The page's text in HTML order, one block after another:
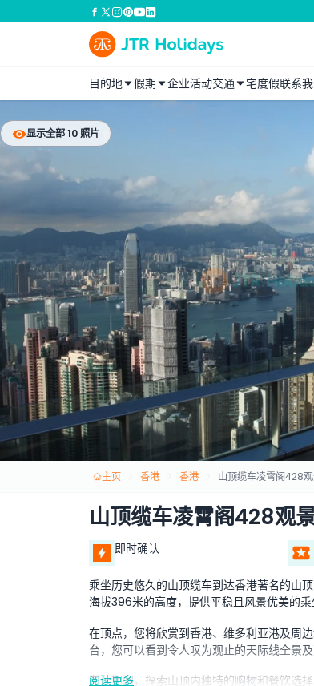
目的地 假期 企业活动交通 宅度假联系
显示全部 10 照片
主页 香港 香港 山顶缆车凌霄阁428
山顶缆车凌霄阁428观
即时确认
乘坐历史悠久的山顶缆车到达香港著名的山
海拔396米的高度，提供平稳且风景优美的乘
在顶点，您将欣赏到香港、维多利亚港及周
台，您可以看到令人叹为观止的天际线全景及
在此期间，探索山顶内独特的购物和餐饮选
阅读更多